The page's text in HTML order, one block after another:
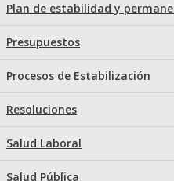
Plan de estabilidad y
Presupuestos
Procesos de Estabilización
Resoluciones
Salud Laboral
Salud Pública